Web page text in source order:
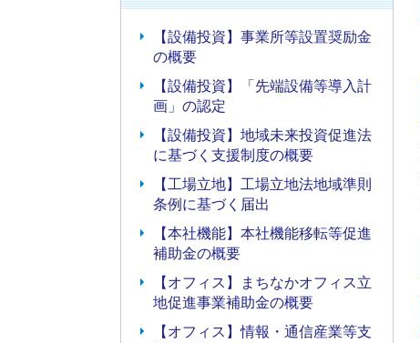
【設備投資】事業所等設置奨励金
の概要
【設備投資】「先端設備等導入計
画」の認定
【設備投資】地域未来投資促進法
に基づく支援制度の概要
【工場立地】工場立地法地域準則
条例に基づく届出
【本社機能】本社機能移転等促進
補助金の概要
【オフィス】まちなかオフィス立
地促進事業補助金の概要
【オフィス】情報・通信産業等支